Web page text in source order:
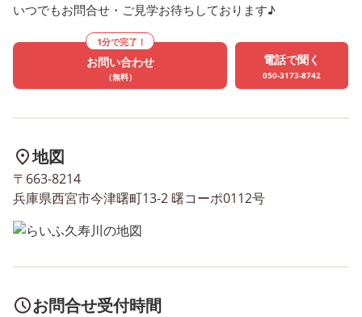
いつでもお問合せ・ご見学お待ちしております♪
1分で完了！
お問い合わせ
（無料）
電話で聞く
050-3173-8742
地図
〒663-8214
兵庫県西宮市今津曙町13-2 曙コーポ0112号
お問合せ受付時間